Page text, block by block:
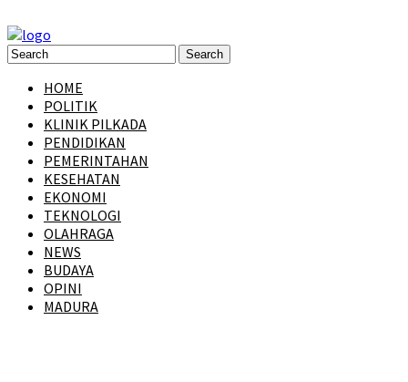
HOME
POLITIK
KLINIK PILKADA
PENDIDIKAN
PEMERINTAHAN
KESEHATAN
EKONOMI
TEKNOLOGI
OLAHRAGA
NEWS
BUDAYA
OPINI
MADURA